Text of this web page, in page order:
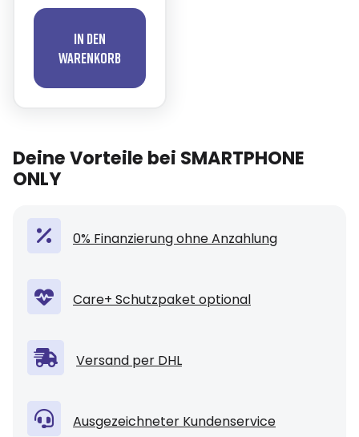
In den
Warenkorb
Deine Vorteile bei SMARTPHONE
ONLY
0% Finanzierung ohne Anzahlung
Care+ Schutzpaket optional
Versand per DHL
Ausgezeichneter Kundenservice